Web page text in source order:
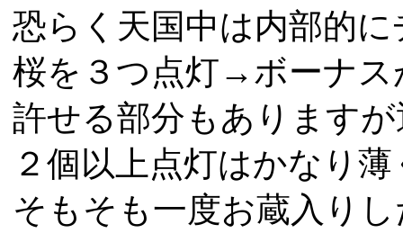
恐らく天国中は内部的
桜を３つ点灯→ボーナス
許せる部分もあります
２個以上点灯はかなり
そもそも一度お蔵入り